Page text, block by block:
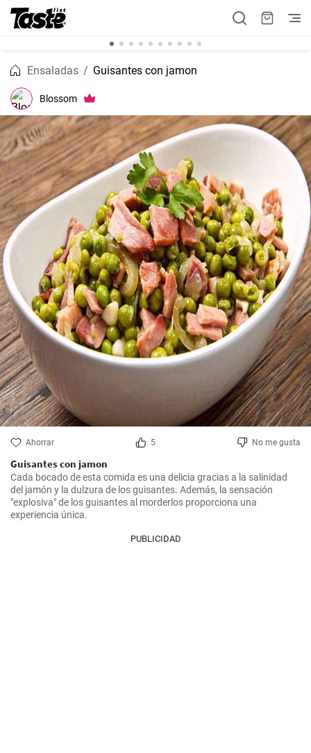
Ensaladas Guisantes con jamon
Blossom
Ahorrar 5 No me gusta
Guisantes con jamon
Cada bocado de esta comida es una delicia gracias a la salinidad
del jamón y la dulzura de los guisantes. Además, la sensación
"explosiva" de los guisantes al morderlos proporciona una
experiencia única.
PUBLICIDAD